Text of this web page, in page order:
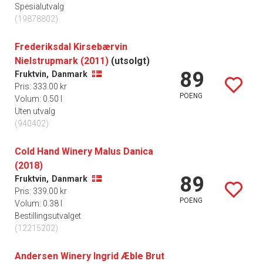
Spesialutvalg
(19878802)
Frederiksdal Kirsebærvin
Nielstrupmark (2011) (utsolgt)
Fruktvin, Danmark
Pris: 333.00 kr
Volum: 0.50 l
Uten utvalg
(940402)
89
POENG
Cold Hand Winery Malus Danica
(2018)
Fruktvin, Danmark
Pris: 339.00 kr
Volum: 0.38 l
Bestillingsutvalget
(12215202)
89
POENG
Andersen Winery Ingrid Æble Brut